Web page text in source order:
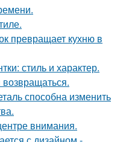
превращает кухню в
стиль и характер.
способна изменить
внимания.